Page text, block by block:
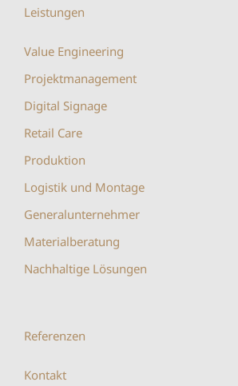
Leistungen
Value Engineering
Projektmanagement
Digital Signage
Retail Care
Produktion
Logistik und Montage
Generalunternehmer
Materialberatung
Nachhaltige Lösungen
Referenzen
Kontakt